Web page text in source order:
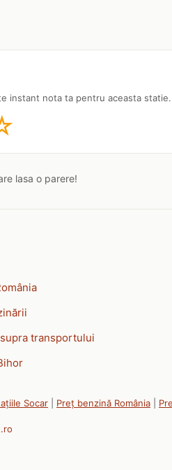
instant nota ta pentru aceasta statie.
lasa o parere!
transportului
Socar Preț benzină România